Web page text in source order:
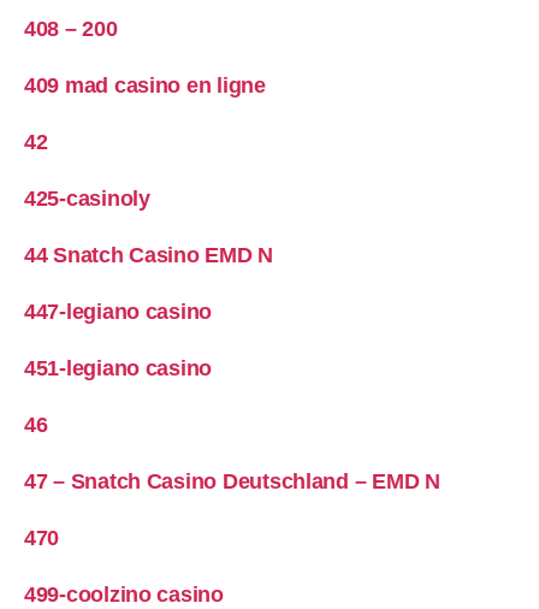
408 – 200
409 mad casino en ligne
42
425-casinoly
44 Snatch Casino EMD N
447-legiano casino
451-legiano casino
46
47 – Snatch Casino Deutschland – EMD N
470
499-coolzino casino